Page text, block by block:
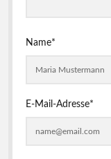
Name*
E-Mail-Adresse*